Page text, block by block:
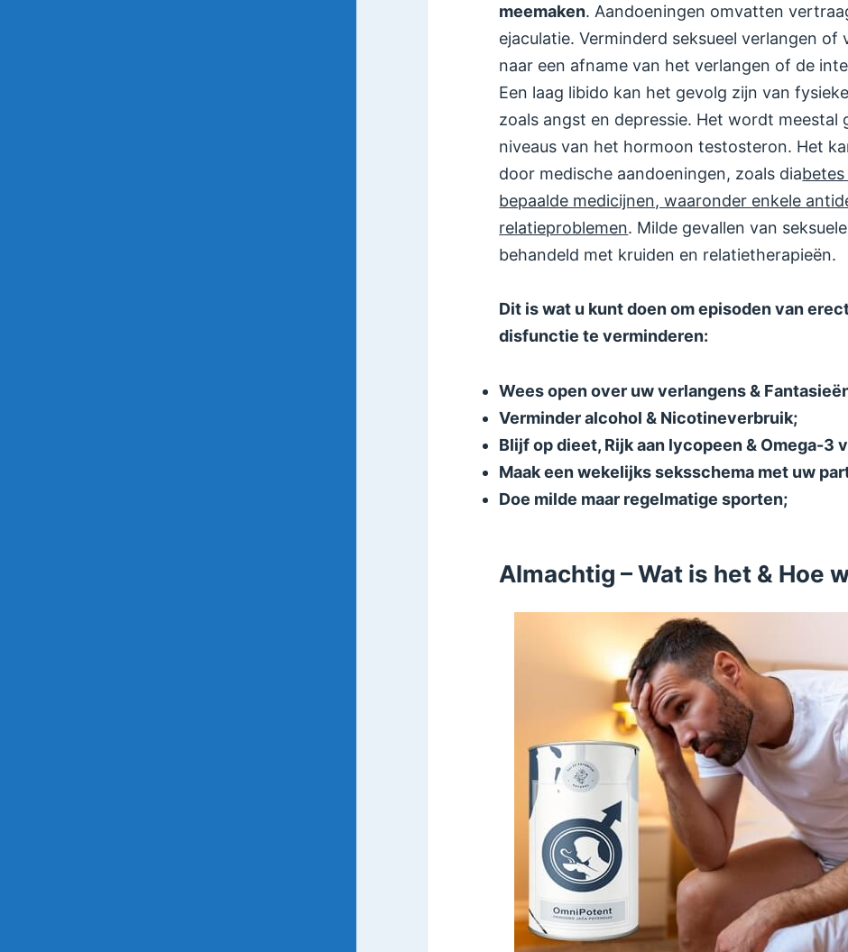
meemaken. Aandoeningen omvatten
ejaculatie. Verminderd seksueel verlangen of
naar een afname van het verlangen of de
Een laag libido kan het gevolg zijn van
zoals angst en depressie. Het wordt meestal
niveaus van het hormoon testosteron. Het
door medische aandoeningen, zoals dia
bepaalde medicijnen, waaronder enkele
relatieproblemen. Milde gevallen van
behandeld met kruiden en relatietherapieën.
Dit is wat u kunt doen om episoden van
disfunctie te verminderen:
Wees open over uw verlangens &
Verminder alcohol & Nicotineverbruik;
Blijf op dieet, Rijk aan lycopeen & Omega-3
Maak een wekelijks seksschema met uw
Doe milde maar regelmatige sporten;
Almachtig – Wat is het & Hoe